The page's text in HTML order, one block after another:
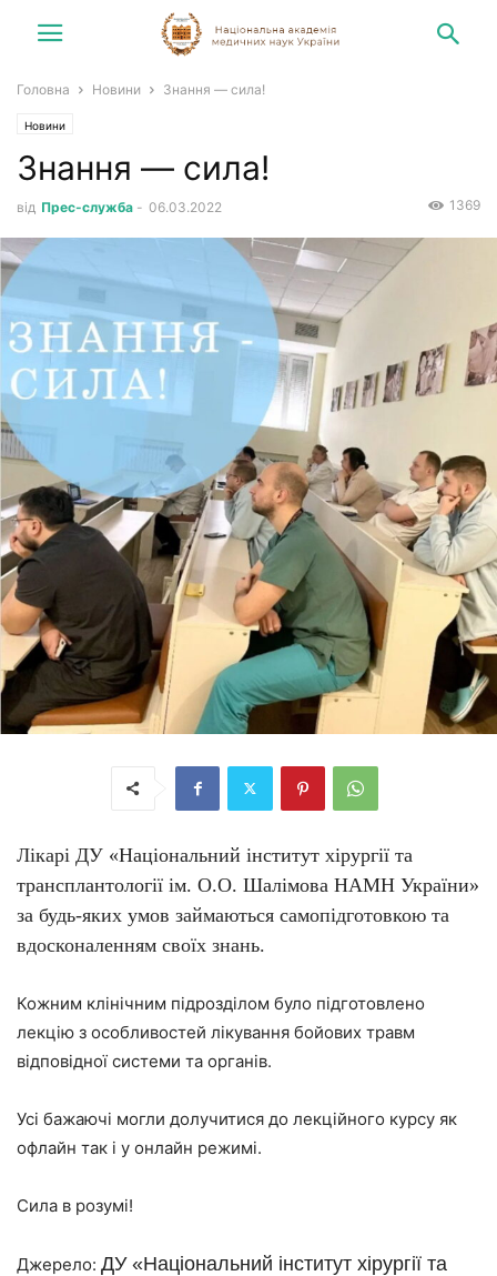
Головна Новини Знання — сила!
Новини
Знання — сила!
від Прес-служба - 06.03.2022 1369
Лікарі ДУ «Національний інститут хірургії та
трансплантології ім. О.О. Шалімова НАМН України»
за будь-яких умов займаються самопідготовкою та
вдосконаленням своїх знань.
Кожним клінічним підрозділом було підготовлено
лекцію з особливостей лікування бойових травм
відповідної системи та органів.
Усі бажаючі могли долучитися до лекційного курсу як
офлайн так і у онлайн режимі.
Сила в розумі!
Джерело: ДУ «Національний інститут хірургії та